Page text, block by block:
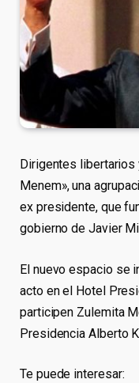
Dirigentes libertarios
Menem», una
ex presidente, que
gobierno de Javier
El nuevo espacio se
acto en el Hotel
participen Zulemita
Presidencia Alberto
Te puede interesar: